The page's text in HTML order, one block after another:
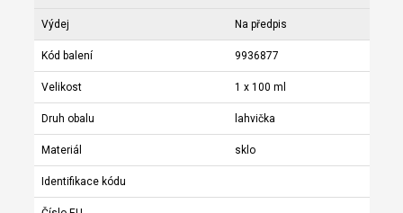
Výdej Na předpis
Kód balení 9936877
Velikost 1 x 100 ml
Druh obalu lahvička
Materiál sklo
Identifikace kódu